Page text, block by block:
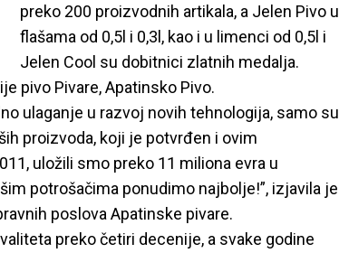
preko 200 proizvodnih artikala, a Jelen Pivo u
flašama od 0,5l i 0,3l, kao i u limenci od 0,5l i
Jelen Cool su dobitnici zlatnih medalja.
pivo Pivare, Apatinsko Pivo.
ulaganje u razvoj novih tehnologija, samo su
proizvoda, koji je potvrđen i ovim
uložili smo preko 11 miliona evra u
potrošačima ponudimo najbolje!”, izjavila je
poslova Apatinske pivare.
preko četiri decenije, a svake godine